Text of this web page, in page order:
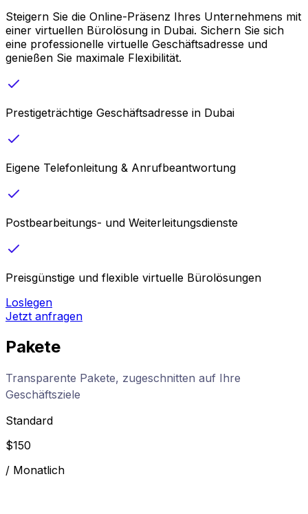
Steigern Sie die Online-Präsenz Ihres Unternehmens mit
einer virtuellen Bürolösung in Dubai. Sichern Sie sich
eine professionelle virtuelle Geschäftsadresse und
genießen Sie maximale Flexibilität.
Prestigeträchtige Geschäftsadresse in Dubai
Eigene Telefonleitung & Anrufbeantwortung
Postbearbeitungs- und Weiterleitungsdienste
Preisgünstige und flexible virtuelle Bürolösungen
Loslegen
Jetzt anfragen
Pakete
Transparente Pakete, zugeschnitten auf Ihre
Geschäftsziele
Standard
$150
/ Monatlich